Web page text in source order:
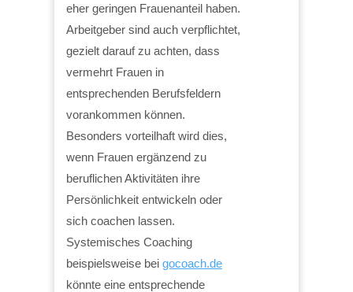
eher geringen Frauenanteil haben.
Arbeitgeber sind auch verpflichtet,
gezielt darauf zu achten, dass
vermehrt Frauen in
entsprechenden Berufsfeldern
vorankommen können.
Besonders vorteilhaft wird dies,
wenn Frauen ergänzend zu
beruflichen Aktivitäten ihre
Persönlichkeit entwickeln oder
sich coachen lassen.
Systemisches Coaching
beispielsweise bei gocoach.de
könnte eine entsprechende